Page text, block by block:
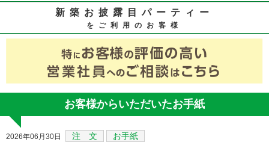
新築お披露目パーティー
をご利用のお客様
お客様からいただいたお手紙
2026年06月30日 注 文 お手紙